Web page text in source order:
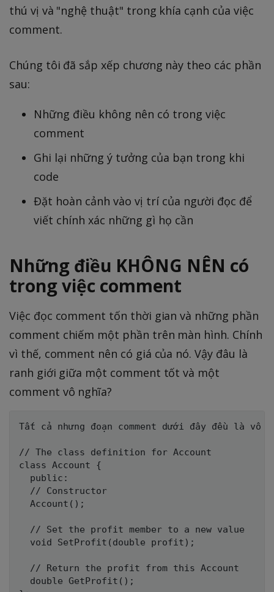
thú vị và "nghệ thuật" trong khía cạnh của việc
comment.
Chúng tôi đã sắp xếp chương này theo các phần
sau:
Những điều không nên có trong việc
comment
Ghi lại những ý tưởng của bạn trong khi
code
Đặt hoàn cảnh vào vị trí của người đọc để
viết chính xác những gì họ cần
Những điều KHÔNG NÊN có
trong việc comment
Việc đọc comment tốn thời gian và những phần
comment chiếm một phần trên màn hình. Chính
vì thế, comment nên có giá của nó. Vậy đâu là
ranh giới giữa một comment tốt và một
comment vô nghĩa?
Tất cả nhưng đoạn comment dưới đây đều là vô
// The class definition for Account
class Account {
  public:
  // Constructor
  Account();
  // Set the profit member to a new value
  void SetProfit(double profit);
  // Return the profit from this Account
  double GetProfit();